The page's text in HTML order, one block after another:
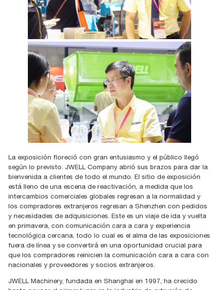
La exposición floreció con gran entusiasmo y el público llegó
según lo previsto. JWELL Company abrió sus brazos para dar la
bienvenida a clientes de todo el mundo. El sitio de exposición
está lleno de una escena de reactivación, a medida que los
intercambios comerciales globales regresan a la normalidad y
los compradores extranjeros regresan a Shenzhen con pedidos
y necesidades de adquisiciones. Este es un viaje de ida y vuelta
en primavera, con comunicación cara a cara y experiencia
tecnológica cercana, todo lo cual es el alma de las exposiciones
fuera de línea y se convertirá en una oportunidad crucial para
que los compradores reinicien la comunicación cara a cara con
nacionales y proveedores y socios extranjeros.
JWELL Machinery, fundada en Shanghai en 1997, ha crecido